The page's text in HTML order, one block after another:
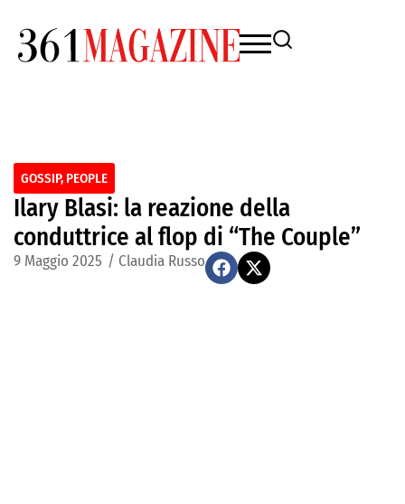
GOSSIP, PEOPLE
Ilary Blasi: la reazione della
conduttrice al flop di “The Couple”
9 Maggio 2025 / Claudia Russo